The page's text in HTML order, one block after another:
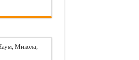
Микола,